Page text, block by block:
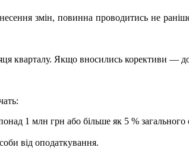
змін, повинна проводитись не
кварталу. Якщо вносились корективи —
1 млн грн або більше як 5 %
від оподаткування.